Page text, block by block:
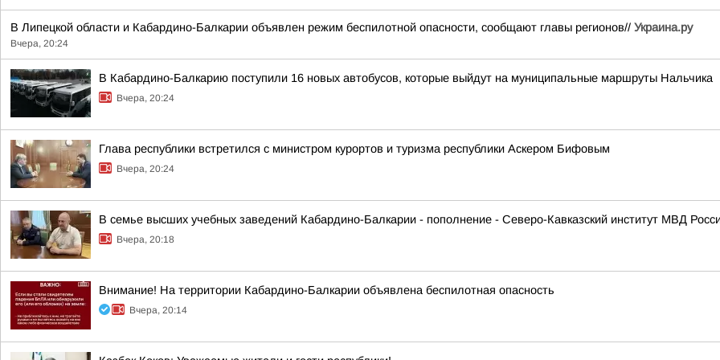
В Липецкой области и Кабардино-Балкарии объявлен режим беспилотной опасности, сообщают главы регионов// Украина.ру
Вчера, 20:24
В Кабардино-Балкарию поступили 16 новых автобусов, которые выйдут на муниципальные маршруты Нальчика
Вчера, 20:24
Глава республики встретился с министром курортов и туризма республики Аскером Бифовым
Вчера, 20:24
В семье высших учебных заведений Кабардино-Балкарии - пополнение - Северо-Кавказский институт МВД
Вчера, 20:18
Внимание! На территории Кабардино-Балкарии объявлена беспилотная опасность
Вчера, 20:14